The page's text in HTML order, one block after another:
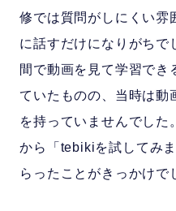
修では質問がしにくい雰
に話すだけになりがちで
間で動画を見て学習でき
ていたものの、当時は動
を持っていませんでした
から「tebikiを試してみ
らったことがきっかけで